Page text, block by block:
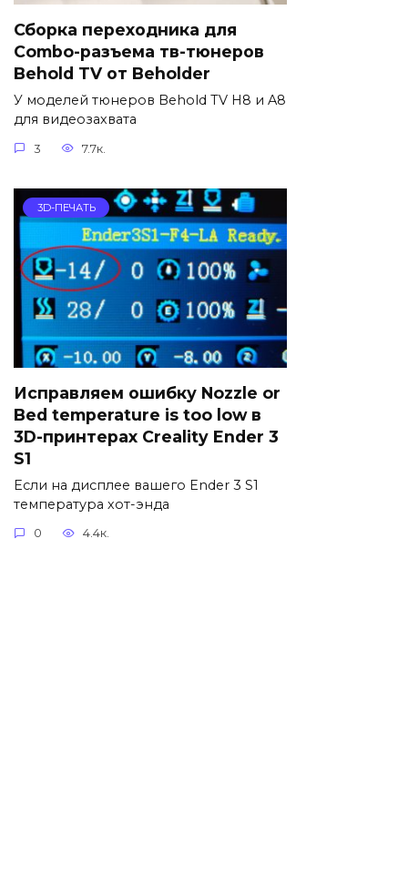
Сборка переходника для
Combo-разъема тв-тюнеров
Behold TV от Beholder
У моделей тюнеров Behold TV H8 и A8
для видеозахвата
3 7.7к.
3D-ПЕЧАТЬ
Исправляем ошибку Nozzle or
Bed temperature is too low в
3D-принтерах Creality Ender 3
S1
Если на дисплее вашего Ender 3 S1
температура хот-энда
0 4.4к.